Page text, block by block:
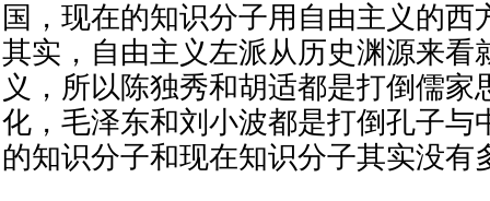
国，现在的知识分子用自由主义的西
其实，自由主义左派从历史渊源来看
义，所以陈独秀和胡适都是打倒儒家
化，毛泽东和刘小波都是打倒孔子与
的知识分子和现在知识分子其实没有